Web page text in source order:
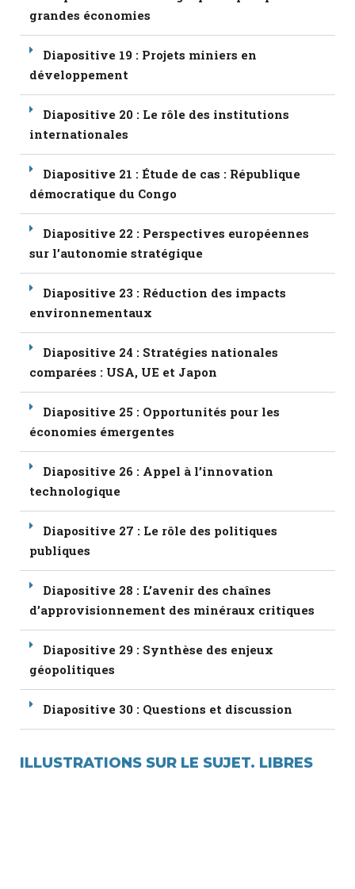
grandes économies
Diapositive 19 : Projets miniers en
développement
Diapositive 20 : Le rôle des institutions
internationales
Diapositive 21 : Étude de cas : République
démocratique du Congo
Diapositive 22 : Perspectives européennes
sur l’autonomie stratégique
Diapositive 23 : Réduction des impacts
environnementaux
Diapositive 24 : Stratégies nationales
comparées : USA, UE et Japon
Diapositive 25 : Opportunités pour les
économies émergentes
Diapositive 26 : Appel à l’innovation
technologique
Diapositive 27 : Le rôle des politiques
publiques
Diapositive 28 : L’avenir des chaînes
d’approvisionnement des minéraux critiques
Diapositive 29 : Synthèse des enjeux
géopolitiques
Diapositive 30 : Questions et discussion
ILLUSTRATIONS SUR LE SUJET. LIBRES